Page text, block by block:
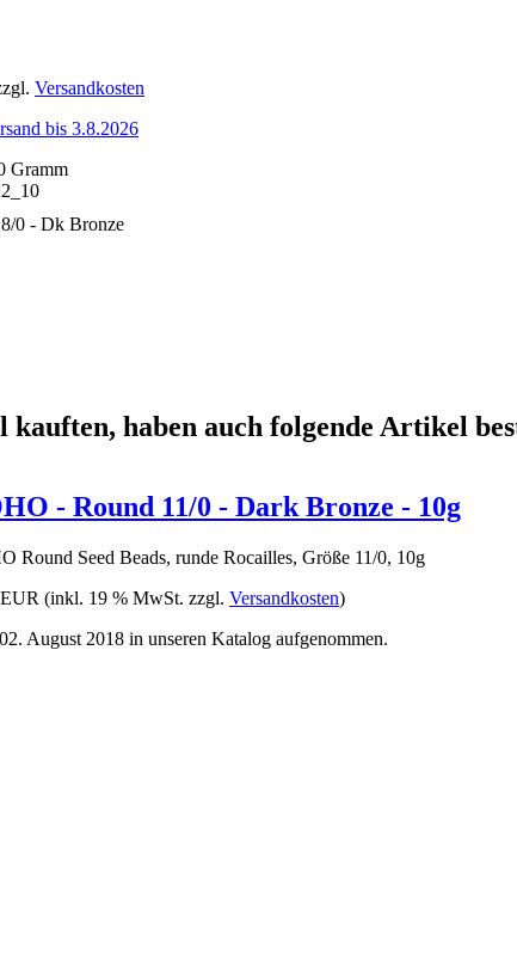
Versandkosten
bis 3.8.2026
Gramm
kauften, haben auch folgende Artikel
- Round 11/0 - Dark Bronze - 10g
Round Seed Beads, runde Rocailles, Größe 11/0, 10g
(inkl. 19 % MwSt. zzgl. Versandkosten)
August 2018 in unseren Katalog aufgenommen.